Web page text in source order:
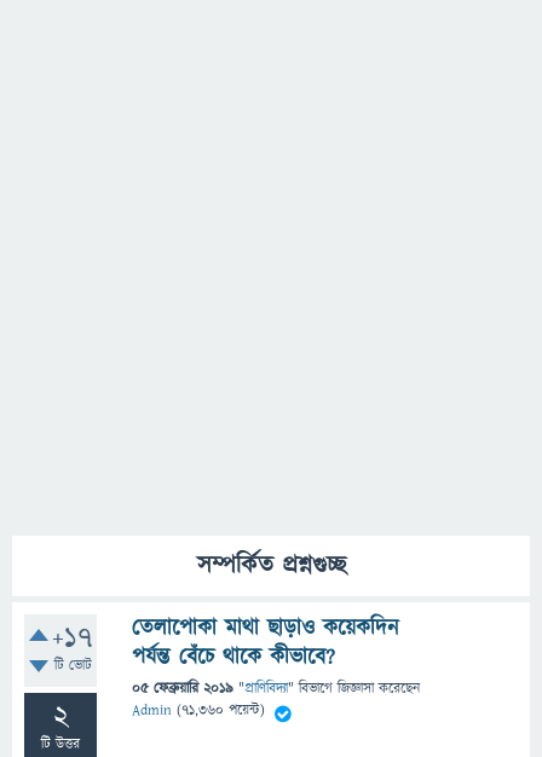
সম্পর্কিত প্রশ্নগুচ্ছ
+17
টি ভোট
2
টি উত্তর
তেলাপোকা মাথা ছাড়াও কয়েকদিন
পর্যন্ত বেঁচে থাকে কীভাবে?
05 ফেব্রুয়ারি 2019 "প্রাণিবিদ্যা" বিভাগে জিজ্ঞাসাকরেছেন
Admin (71,360 পয়েন্ট)